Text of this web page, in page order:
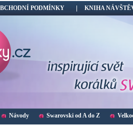
PODMÍNKY KNIHA
Návody Swarovski od A do Z